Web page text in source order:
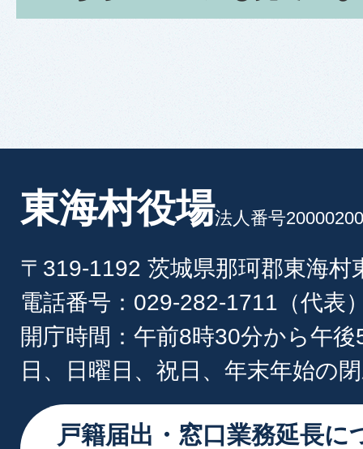
東海村役場法人番号
〒319-1192 茨城県那珂郡東海村
電話番号：029-282-1711（代表
開庁時間：午前8時30分から午
日、日曜日、祝日、年末年始の
戸籍届出・窓口業務延長に